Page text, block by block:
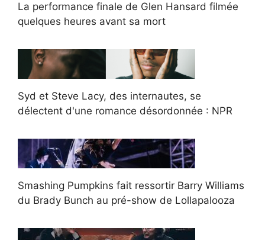
La performance finale de Glen Hansard filmée
quelques heures avant sa mort
Syd et Steve Lacy, des internautes, se
délectent d'une romance désordonnée : NPR
Smashing Pumpkins fait ressortir Barry Williams
du Brady Bunch au pré-show de Lollapalooza